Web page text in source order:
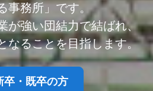
事務所」です。
が強い団結力で結ばれ、
なることを目指します。
卒・既卒の方